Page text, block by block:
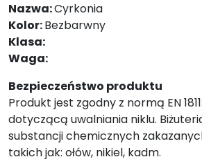
Nazwa:Cyrkonia
Kolor:Bezbarwny
Klasa:
Waga:
Bezpieczeństwo produktu
Produkt jest zgodny z normą EN
dotyczącą uwalniania niklu.
substancji chemicznych
takich jak: ołów, nikiel, kadm.